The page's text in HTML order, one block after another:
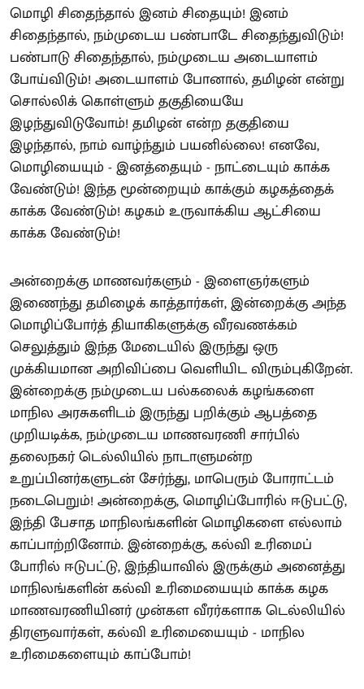
மொழி சிதைந்தால் இனம் சிதையும்! இனம்
சிதைந்தால், நம்முடைய பண்பாடே சிதைந்துவிடும்!
பண்பாடு சிதைந்தால், நம்முடைய அடையாளம்
போய்விடும்! அடையாளம் போனால், தமிழன் என்று
சொல்லிக் கொள்ளும் தகுதியையே
இழந்துவிடுவோம்! தமிழன் என்ற தகுதியை
இழந்தால், நாம் வாழ்ந்தும் பயனில்லை! எனவே,
மொழியையும் - இனத்தையும் - நாட்டையும் காக்க
வேண்டும்! இந்த மூன்றையும் காக்கும் கழகத்தைக்
காக்க வேண்டும்! கழகம் உருவாக்கிய ஆட்சியை
காக்க வேண்டும்!
அன்றைக்கு மாணவர்களும் - இளைஞர்களும்
இணைந்து தமிழைக் காத்தார்கள், இன்றைக்கு அந்த
மொழிப்போர்த் தியாகிகளுக்கு வீரவணக்கம்
செலுத்தும் இந்த மேடையில் இருந்து ஒரு
முக்கியமான அறிவிப்பை வெளியிட விரும்புகிறேன்.
இன்றைக்கு நம்முடைய பல்கலைக் கழங்களை
மாநில அரசுகளிடம் இருந்து பறிக்கும் ஆபத்தை
முறியடிக்க, நம்முடைய மாணவரணி சார்பில்
தலைநகர் டெல்லியில் நாடாளுமன்ற
உறுப்பினர்களுடன் சேர்ந்து, மாபெரும் போராட்டம்
நடைபெறும்! அன்றைக்கு, மொழிப்போரில் ஈடுபட்டு,
இந்தி பேசாத மாநிலங்களின் மொழிகளை எல்லாம்
காப்பாற்றினோம். இன்றைக்கு, கல்வி உரிமைப்
போரில் ஈடுபட்டு, இந்தியாவில் இருக்கும் அனைத்து
மாநிலங்களின் கல்வி உரிமையையும் காக்க கழக
மாணவரணியினர் முன்கள வீரர்களாக டெல்லியில்
திரளுவார்கள், கல்வி உரிமையையும் - மாநில
உரிமைகளையும் காப்போம்!